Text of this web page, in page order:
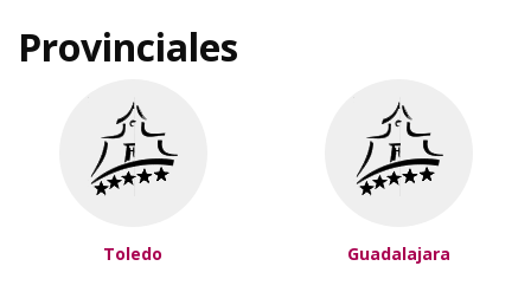
Provinciales
Toledo Guadalajara